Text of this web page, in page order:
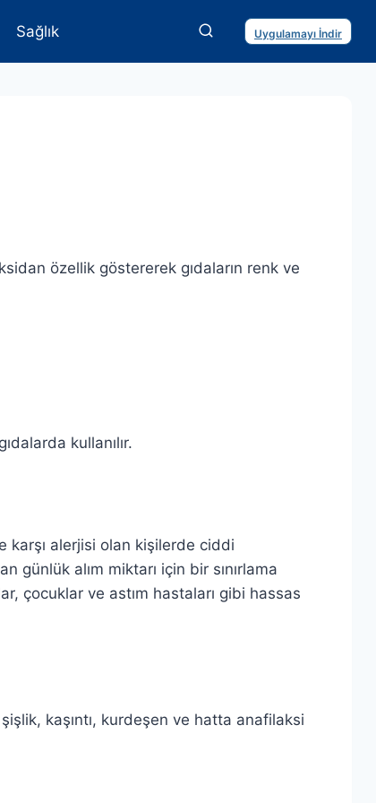
Sağlık Uygulamayı İndir
özellik göstererek gıdaların renk ve
kullanılır.
karşı alerjisi olan kişilerde ciddi
günlük alım miktarı için bir sınırlama
çocuklar ve astım hastaları gibi hassas
kaşıntı, kurdeşen ve hatta anafilaksi